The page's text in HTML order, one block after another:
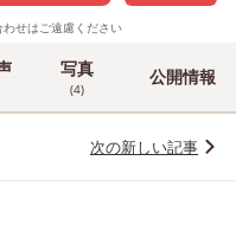
せはご遠慮ください
写真
(4)
公開情報
次の新しい記事